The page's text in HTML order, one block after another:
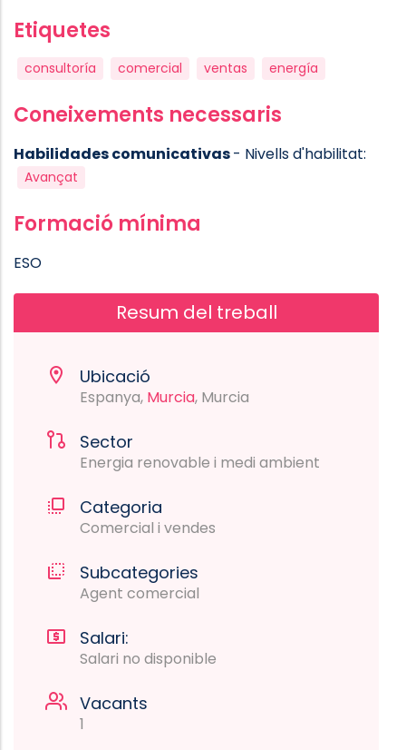
Etiquetes
consultoría comercial ventas energía
Coneixements necessaris
Habilidades comunicativas- Nivells d'habilitat:
Avançat
Formació mínima
ESO
Resum del treball
Ubicació
Espanya, Murcia, Murcia
Sector
Energia renovable i medi ambient
Categoria
Comercial i vendes
Subcategories
Agent comercial
Salari:
Salari no disponible
Vacants
1